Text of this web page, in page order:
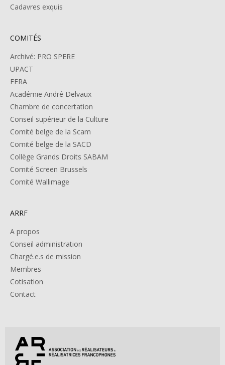
Cadavres exquis
COMITÉS
Archivé: PRO SPERE
UPACT
FERA
Académie André Delvaux
Chambre de concertation
Conseil supérieur de la Culture
Comité belge de la Scam
Comité belge de la SACD
Collège Grands Droits SABAM
Comité Screen Brussels
Comité Wallimage
ARRF
A propos
Conseil administration
Chargé.e.s de mission
Membres
Cotisation
Contact